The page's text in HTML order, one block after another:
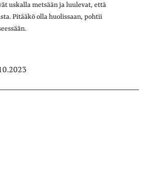
uskalla metsään ja luulevat, että
Pitääkö olla huolissaan, pohtii